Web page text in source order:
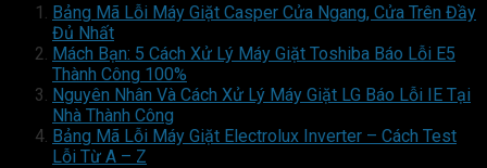
Bảng Mã Lỗi Máy Giặt Casper Cửa Ngang, Cửa Trên Đầy
Đủ Nhất
Mách Bạn: 5 Cách Xử Lý Máy Giặt Toshiba Báo Lỗi E5
Thành Công 100%
Nguyên Nhân Và Cách Xử Lý Máy Giặt LG Báo Lỗi IE Tại
Nhà Thành Công
Bảng Mã Lỗi Máy Giặt Electrolux Inverter – Cách Test
Lỗi Từ A – Z